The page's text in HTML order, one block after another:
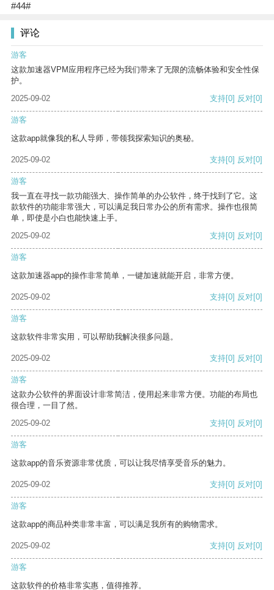
#44#
评论
游客
这款加速器VPM应用程序已经为我们带来了无限的流畅体验和安全性保
护。
2025-09-02
支持[0] 反对[0]
游客
这款app就像我的私人导师，带领我探索知识的奥秘。
2025-09-02 支持[0] 反对[0]
游客
我一直在寻找一款功能强大、操作简单的办公软件，终于找到了它。这
款软件的功能非常强大，可以满足我日常办公的所有需求。操作也很简
单，即使是小白也能快速上手。
2025-09-02
支持[0] 反对[0]
游客
这款加速器app的操作非常简单，一键加速就能开启，非常方便。
2025-09-02 支持[0] 反对[0]
游客
这款软件非常实用，可以帮助我解决很多问题。
2025-09-02 支持[0] 反对[0]
游客
这款办公软件的界面设计非常简洁，使用起来非常方便。功能的布局也
很合理，一目了然。
2025-09-02
支持[0] 反对[0]
游客
这款app的音乐资源非常优质，可以让我尽情享受音乐的魅力。
2025-09-02 支持[0] 反对[0]
游客
这款app的商品种类非常丰富，可以满足我所有的购物需求。
2025-09-02 支持[0] 反对[0]
游客
这款软件的价格非常实惠，值得推荐。